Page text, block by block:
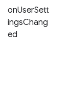
onUserSett
ingsChang
ed